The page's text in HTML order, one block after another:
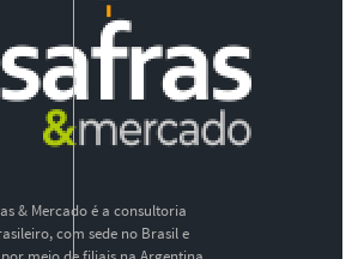
& Mercado é a consultoria
com sede no Brasil e